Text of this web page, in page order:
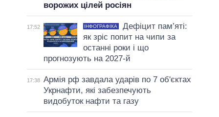
ворожих цілей росіян
17:52 ІНФОГРАФІКА
Дефіцит пам’яті:
як зріс попит на чипи за
останні роки і що
прогнозують на 2027-й
17:38 Армія рф завдала ударів по 7 об'єктах
Укрнафти, які забезпечують
видобуток нафти та газу